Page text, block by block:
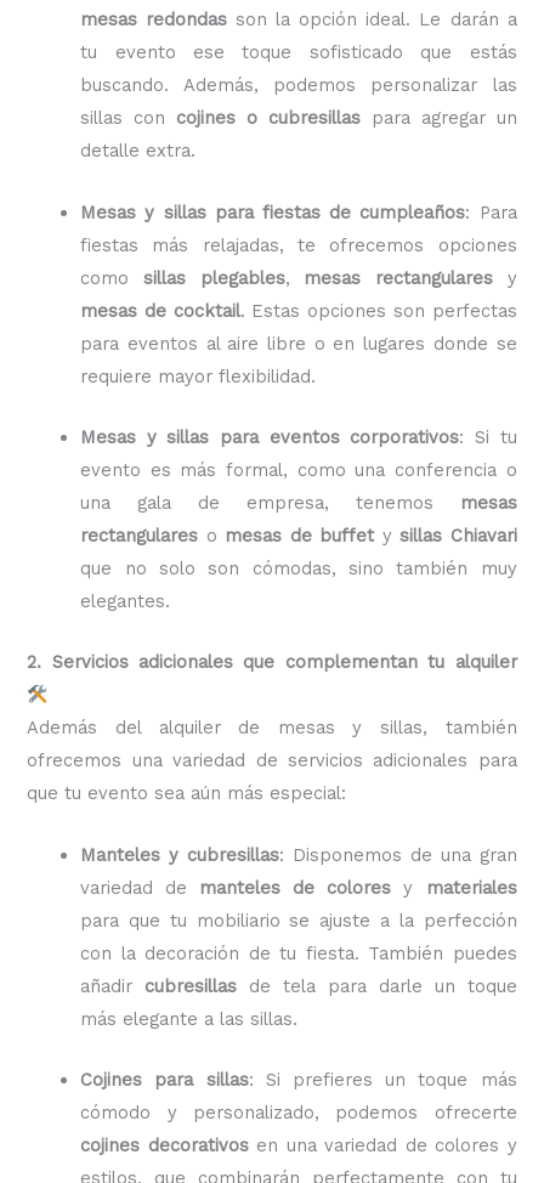
mesas redondas son la opción ideal. Le darán a
tu evento ese toque sofisticado que estás
buscando. Además, podemos personalizar las
sillas con cojines o cubresillaspara agregar un
detalle extra.
Mesas y sillas para fiestas de cumpleaños: Para
fiestas más relajadas, te ofrecemos opciones
como sillas plegables, mesas rectangularesy
mesas de cocktail. Estas opciones son perfectas
para eventos al aire libre o en lugares donde se
requiere mayor flexibilidad.
Mesas y sillas para eventos corporativos: Si tu
evento es más formal, como una conferencia o
una gala de empresa, tenemos
mesas
rectangulares o mesas de buffetysillas Chiavari
que no solo son cómodas, sino también muy
elegantes.
2. Servicios adicionales que complementan tu alquiler
Además del alquiler de mesas y sillas, también
ofrecemos una variedad de servicios adicionales para
que tu evento sea aún más especial:
Manteles y cubresillas: Disponemos de una gran
variedad de manteles de colores y
materiales
para que tu mobiliario se ajuste a la perfección
con la decoración de tu fiesta. También puedes
añadir cubresillas de tela para darle un toque
más elegante a las sillas.
Cojines para sillas: Si prefieres un toque más
cómodo y personalizado, podemos ofrecerte
cojines decorativosen una variedad de colores y
estilos, que combinarán perfectamente con tu